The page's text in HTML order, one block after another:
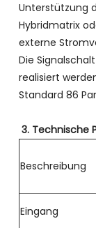
Unterstützung
Hybridmatrix
externe
Die
realisiert
Standard 86
3. Technische
Beschreibung
Eingang